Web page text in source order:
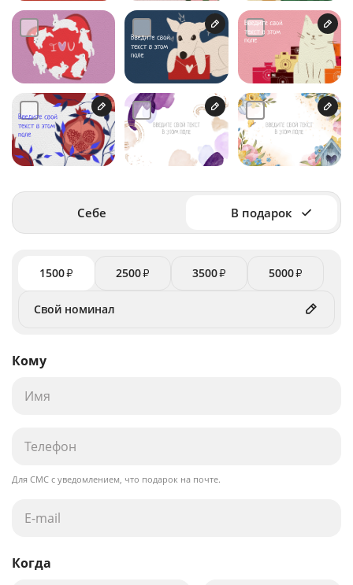
Себе В подарок
1500₽ 2500₽ 3500₽ 5000₽
Кому
Для СМС с уведомлением, что подарок на почте.
Когда